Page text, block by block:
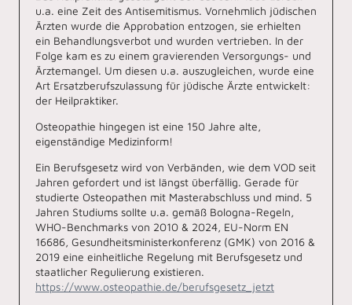
u.a. eine Zeit des Antisemitismus. Vornehmlich jüdischen
Ärzten wurde die Approbation entzogen, sie erhielten
ein Behandlungsverbot und wurden vertrieben. In der
Folge kam es zu einem gravierenden Versorgungs- und
Ärztemangel. Um diesen u.a. auszugleichen, wurde eine
Art Ersatzberufszulassung für jüdische Ärzte entwickelt:
der Heilpraktiker.
Osteopathie hingegen ist eine 150 Jahre alte,
eigenständige Medizinform!
Ein Berufsgesetz wird von Verbänden, wie dem VOD seit
Jahren gefordert und ist längst überfällig. Gerade für
studierte Osteopathen mit Masterabschluss und mind. 5
Jahren Studiums sollte u.a. gemäß Bologna-Regeln,
WHO-Benchmarks von 2010 & 2024, EU-Norm EN
16686, Gesundheitsministerkonferenz (GMK) von 2016 &
2019 eine einheitliche Regelung mit Berufsgesetz und
staatlicher Regulierung existieren.
https://www.osteopathie.de/berufsgesetz_jetzt